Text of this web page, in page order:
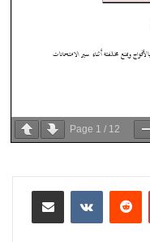
Page 1 / 12
بينتيريست مشاركة عبر البريد